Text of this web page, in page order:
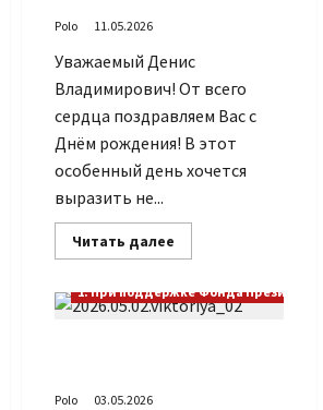
Polo 11.05.2026
Уважаемый Денис
Владимирович! От всего
сердца поздравляем Вас с
Днём рождения! В этот
особенный день хочется
выразить не...
Читать далее
больше
днём
рождения
1. При поддержке Фонда
Polo 03.05.2026